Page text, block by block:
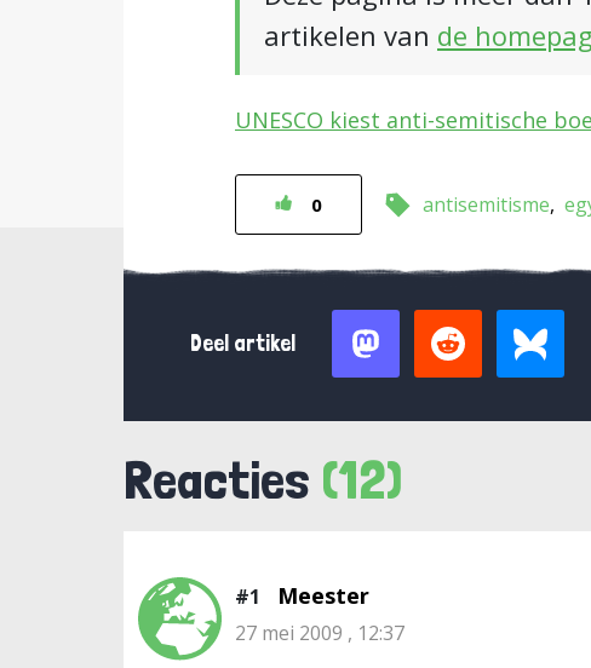
artikelen van de
UNESCO kiest anti-semitische
0 antisemitisme
Deel artikel
Reacties (12)
#1 Meester
27 mei 2009 , 12:37